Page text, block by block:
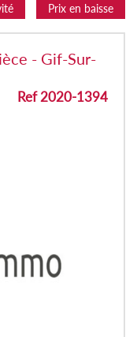
Prix en baisse
- Gif-Sur-
Ref 2020-1394